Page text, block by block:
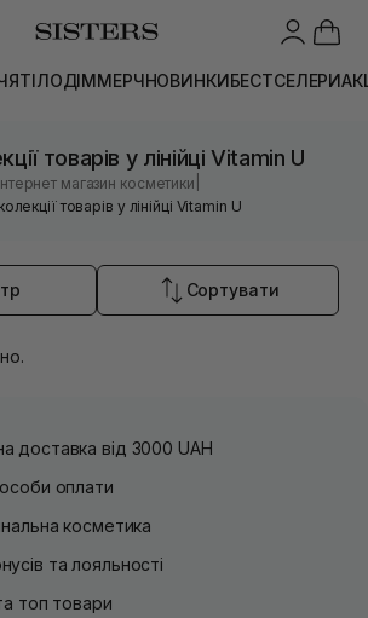
ТІЛОДІММЕРЧНОВИНКИБЕСТСЕЛЕРИ
товарів у лінійці Vitamin U
магазин косметики
товарів у лінійці Vitamin U
Сортувати
доставка від 3000 UAH
оплати
косметика
та лояльності
топ товари